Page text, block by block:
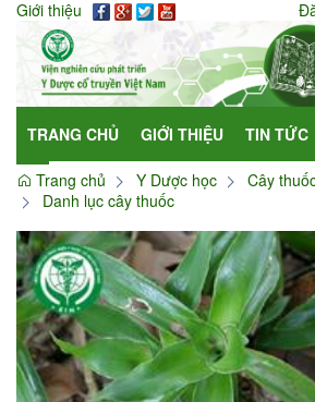
Giới thiệu
TRANG CHỦ GIỚI THIỆU TIN TỨC
Trang chủ
Y Dược học
Cây
Danh lục cây thuốc